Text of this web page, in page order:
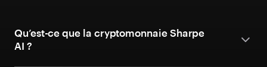
Qu’est-ce que la cryptomonnaie Sharpe
AI ?